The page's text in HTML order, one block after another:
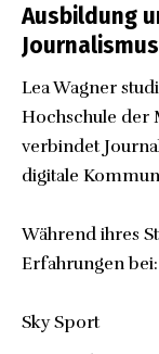
Ausbildung
Journalismus
Lea Wagner
Hochschule der
verbindet
digitale
Während ihres
Erfahrungen bei:
Sky Sport